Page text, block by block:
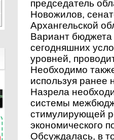
председатель
Новожилов,
Архангельской
Вариант
сегодняшних
уровней,
Необходимо
используя ранее
Назрела
системы
стимулирующей
экономического
Обсуждалась, в